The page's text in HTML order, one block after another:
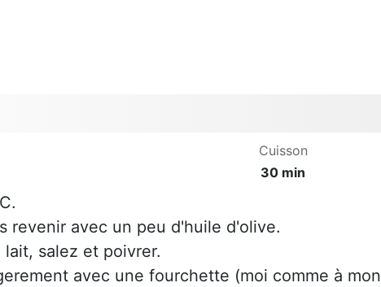
Cuisson
30 min
revenir avec un peu d'huile d'olive.
salez et poivrer.
avec une fourchette (moi comme à mon